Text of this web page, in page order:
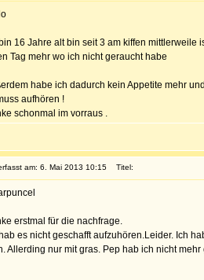
16 Jahre alt bin seit 3 am kiffen
Tag mehr wo ich nicht geraucht habe
habe ich dadurch kein Appetite mehr
aufhören !
schonmal im vorraus .
am: 6. Mai 2013 10:15 Titel:
erstmal für die nachfrage.
es nicht geschafft aufzuhören.Leider. Ich
Allerding nur mit gras. Pep hab ich nicht